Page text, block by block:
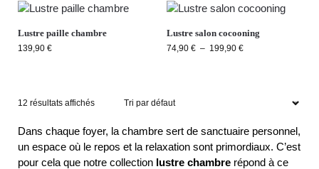
Lustre paille chambre
139,90 €
Lustre salon cocooning
74,90 € – 199,90 €
12 résultats affichés
Dans chaque foyer, la chambre sert de sanctuaire personnel,
un espace où le repos et la relaxation sont primordiaux. C’est
pour cela que notre collection lustre chambre répond à ce